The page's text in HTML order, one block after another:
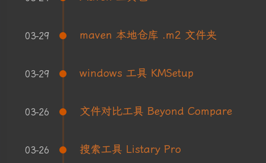
03-29 maven 本地仓库 .m2 文件夹
03-29 windows 工具 KMSetup
03-26 文件对比工具 Beyond Compare
03-26 搜索工具 Listary Pro